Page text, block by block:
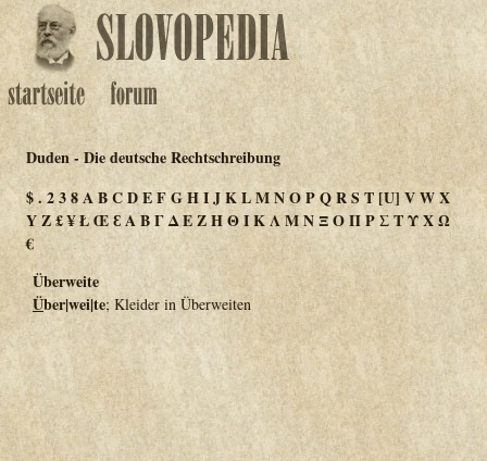
Duden - Die deutsche Rechtschreibung
$.238ABCDEFGHIJKLMNOPQRS T [U] VWX
YZ£¥ŁŒƐΑΒΓΔΕΖΗΘΙΚΛΜΝΞΟΠΡΣΤΥΧΩ
€
Überweite
Über|wei|te; Kleider in Überweiten